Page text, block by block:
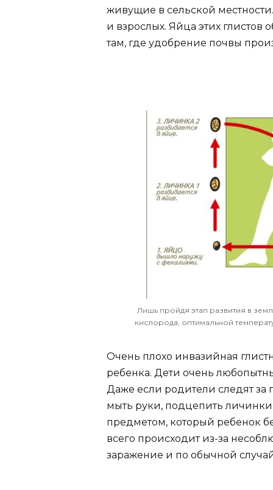
живущие в сельской
и взрослых. Яйца этих глистов
там, где удобрение почвы
Лишь пройдя этап развития в
кислорода, оптимальной
Очень плохо инвазийная
ребенка. Дети очень
Даже если родители следят за
мыть руки, подцепить
предметом, который ребенок
всего происходит из-за
заражение и по обычной